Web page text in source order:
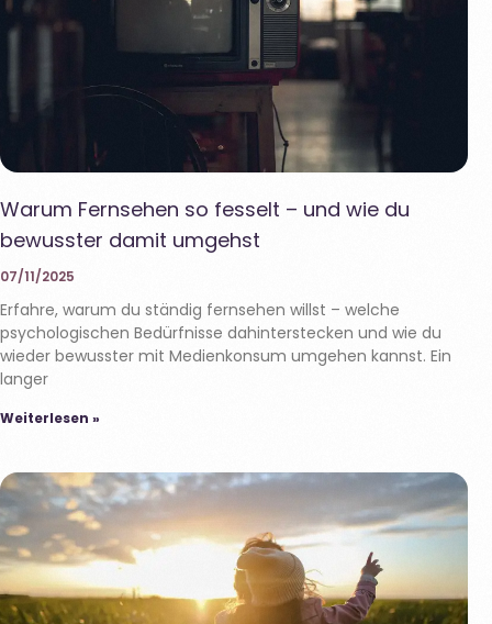
Warum Fernsehen so fesselt – und wie du
bewusster damit umgehst
07/11/2025
Erfahre, warum du ständig fernsehen willst – welche
psychologischen Bedürfnisse dahinterstecken und wie du
wieder bewusster mit Medienkonsum umgehen kannst. Ein
langer
Weiterlesen »